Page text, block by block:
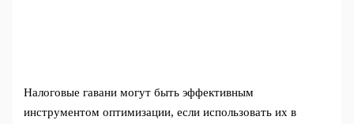
Налоговые гавани могут быть эффективным
инструментом оптимизации, если использовать их в